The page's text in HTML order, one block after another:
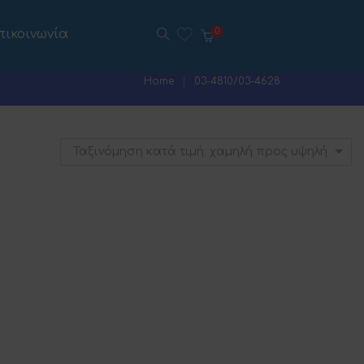
Home 03-4810/03-4628
Ταξινόμηση κατά τιμή: χαμηλή προς υψηλή